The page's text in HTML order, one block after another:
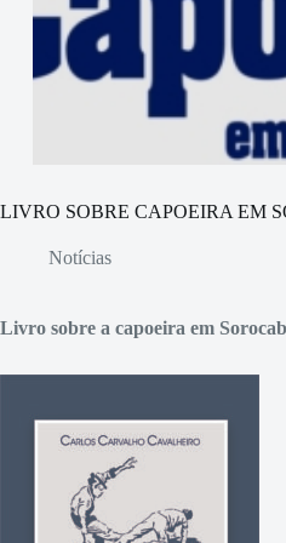
LIVRO SOBRE CAPOEIRA EM
Notícias
Livro sobre a capoeira em